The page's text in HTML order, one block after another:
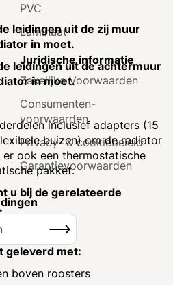
leidingen uit de zij muur
in moet.
leidingen uit de achtermuur
in moet.
inclusief adapters (15
buizen) om de radiator
ook een thermostatische
pakket.
u bij de gerelateerde
geleverd met:
boven roosters
PVC
Laminaat
Juridische informatie
Zakelijke Voorwaarden
Consumenten­
voorwaarden
Privacy- & cookiebeleid
Garantie­voorwaarden
Inschrijven